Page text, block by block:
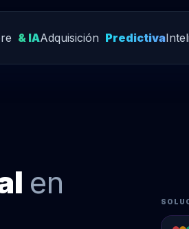
& IAAdquisición Predictiva
en